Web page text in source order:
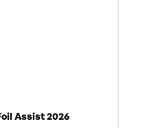
Assist 2026